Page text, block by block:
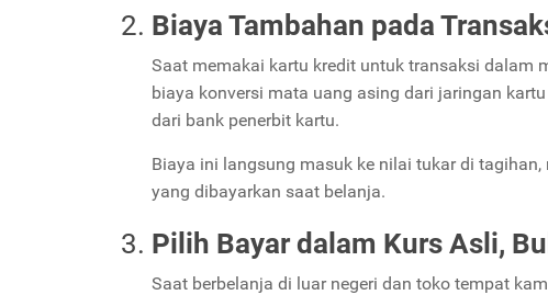
Biaya Tambahan pada
Saat memakai kartu kredit untuk transaksi dalam
biaya konversi mata uang asing dari jaringan
dari bank penerbit kartu.
Biaya ini langsung masuk ke nilai tukar di
yang dibayarkan saat belanja.
Pilih Bayar dalam Kurs Asli,
Saat berbelanja di luar negeri dan toko tempat